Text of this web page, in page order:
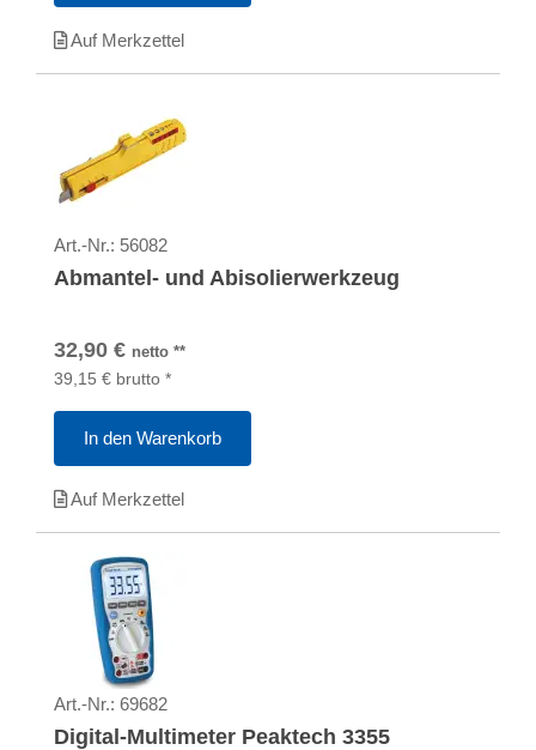
Auf Merkzettel
Art.-Nr.: 56082
Abmantel- und Abisolierwerkzeug
32,90 € netto **
39,15 € brutto *
In den Warenkorb
Auf Merkzettel
Art.-Nr.: 69682
Digital-Multimeter Peaktech 3355